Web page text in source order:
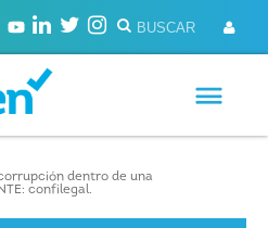
dentro de una
confilegal.